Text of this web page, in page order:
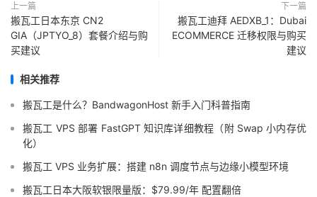
上一篇
搬瓦工日本东京 CN2
GIA（JPTYO_8）套餐介绍与购
买建议
下一篇
搬瓦工迪拜 AEDXB_1：Dubai
ECOMMERCE 迁移权限与购买
建议
相关推荐
搬瓦工是什么？BandwagonHost 新手入门科普指南
搬瓦工 VPS 部署 FastGPT 知识库详细教程（附 Swap 小内存优
化）
搬瓦工 VPS 业务扩展：搭建 n8n 调度节点与边缘小模型环境
搬瓦工日本大阪软银限量版：$79.99/年 配置翻倍